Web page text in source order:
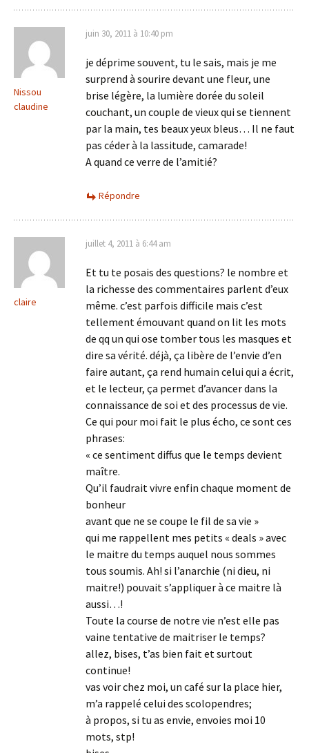
Nissou
claudine
juin 30, 2011 à 10:40 pm
je déprime souvent, tu le sais, mais je me
surprend à sourire devant une fleur, une
brise légère, la lumière dorée du soleil
couchant, un couple de vieux qui se tiennent
par la main, tes beaux yeux bleus… Il ne faut
pas céder à la lassitude, camarade!
A quand ce verre de l’amitié?
Répondre
claire
juillet 4, 2011 à 6:44 am
Et tu te posais des questions? le nombre et
la richesse des commentaires parlent d’eux
même. c’est parfois difficile mais c’est
tellement émouvant quand on lit les mots
de qq un qui ose tomber tous les masques et
dire sa vérité. déjà, ça libère de l’envie d’en
faire autant, ça rend humain celui qui a écrit,
et le lecteur, ça permet d’avancer dans la
connaissance de soi et des processus de vie.
Ce qui pour moi fait le plus écho, ce sont ces
phrases:
« ce sentiment diffus que le temps devient
maître.
Qu’il faudrait vivre enfin chaque moment de
bonheur
avant que ne se coupe le fil de sa vie »
qui me rappellent mes petits « deals » avec
le maitre du temps auquel nous sommes
tous soumis. Ah! si l’anarchie (ni dieu, ni
maitre!) pouvait s’appliquer à ce maitre là
aussi…!
Toute la course de notre vie n’est elle pas
vaine tentative de maitriser le temps?
allez, bises, t’as bien fait et surtout
continue!
vas voir chez moi, un café sur la place hier,
m’a rappelé celui des scolopendres;
à propos, si tu as envie, envoies moi 10
mots, stp!